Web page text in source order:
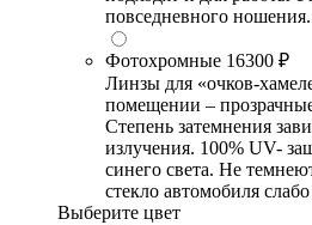
повседневного ношения.
Фотохромные 16300 ₽
Линзы для «очков-
помещении –
Степень затемнения
излучения. 100% UV-
синего света. Не
стекло автомобиля
Выберите цвет